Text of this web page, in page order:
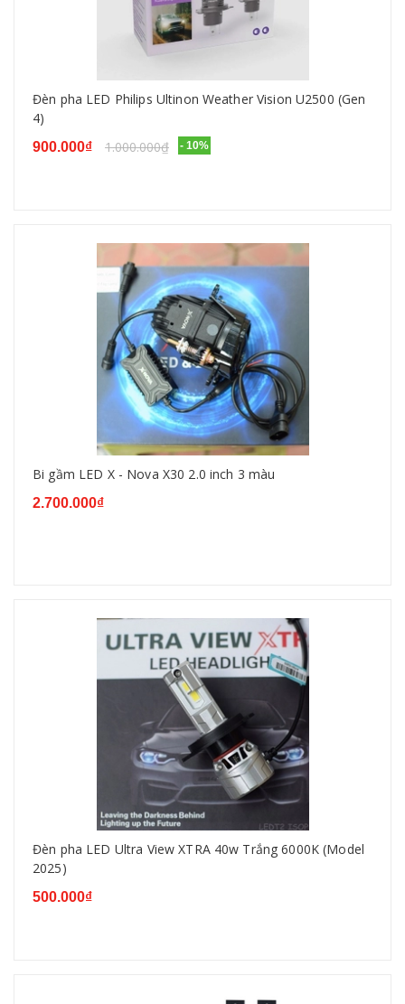
Đèn pha LED Philips Ultinon Weather Vision U2500 (Gen
4)
900.000₫ 1.000.000₫ - 10%
Bi gầm LED X - Nova X30 2.0 inch 3 màu
2.700.000₫
Đèn pha LED Ultra View XTRA 40w Trắng 6000K (Model
2025)
500.000₫